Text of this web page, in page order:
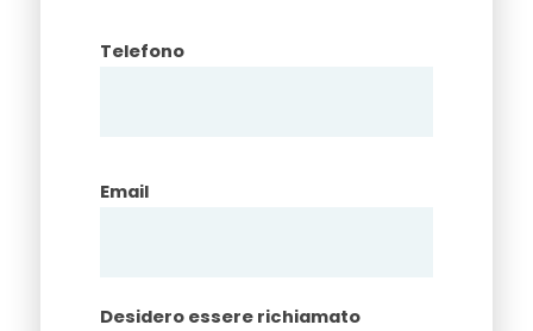
Telefono
Email
Desidero essere richiamato